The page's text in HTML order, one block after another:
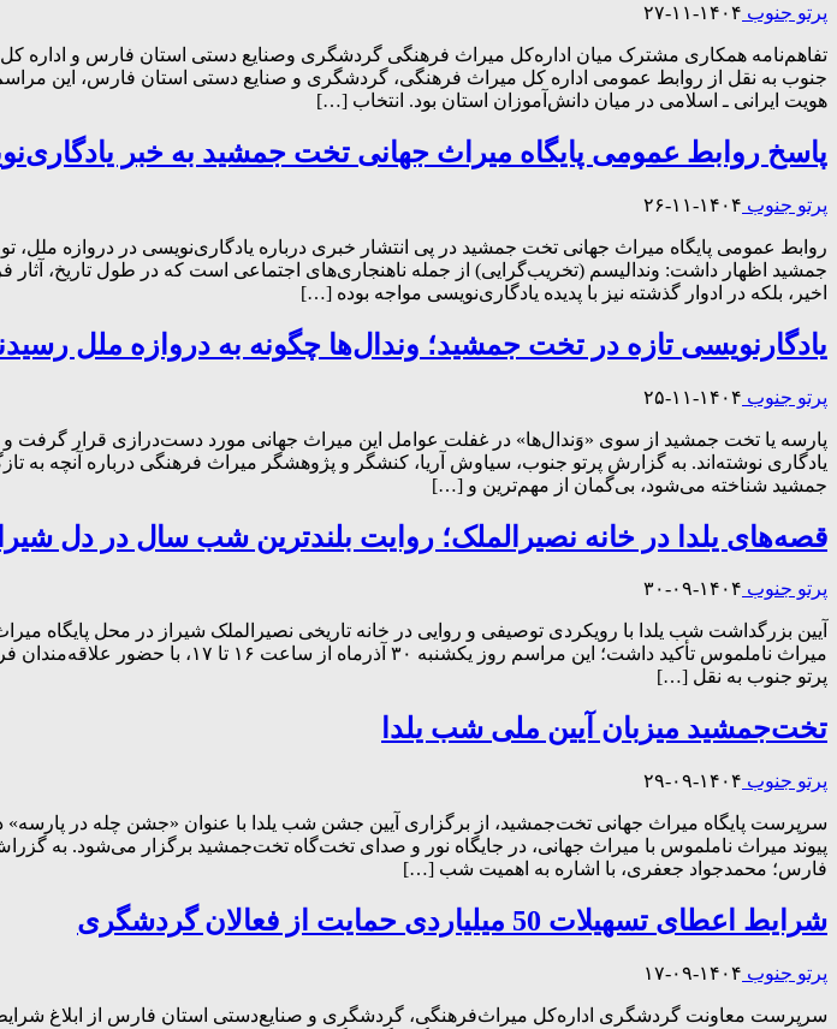
پرتو جنوب ۱۴۰۴-۱۱-۲۷
تفاهم‌نامه همکاری مشترک میان اداره‌کل میراث فرهنگی گردشگری وصنایع دستی استان فارس و اداره
جنوب به نقل از روابط عمومی اداره کل میراث فرهنگی، گردشگری و صنایع دستی استان فارس، این
هویت ایرانی ـ اسلامی در میان دانش‌آموزان استان بود. انتخاب […]
پاسخ روابط عمومی پایگاه میراث جهانی تخت جمشید به خبر
پرتو جنوب ۱۴۰۴-۱۱-۲۶
روابط عمومی پایگاه میراث جهانی تخت جمشید در پی انتشار خبری درباره یادگاری‌نویسی در دروازه
جمشید اظهار داشت: وندالیسم (تخریب‌گرایی) از جمله ناهنجاری‌های اجتماعی است که در طول تاریخ،
اخیر، بلکه در ادوار گذشته نیز با پدیده یادگاری‌نویسی مواجه بوده […]
یادگارنویسی تازه در تخت جمشید؛ وندال‌ها چگونه به دروازه ملل
پرتو جنوب ۱۴۰۴-۱۱-۲۵
پارسه یا تخت جمشید از سوی «وَندال‌ها» در غفلت عوامل این میراث جهانی مورد دست‌درازی قرار گرفت و
یادگاری نوشته‌اند. به گزارش پرتو جنوب، سیاوش آریا، کنشگر و پژوهشگر میراث فرهنگی درباره آنچه
جمشید شناخته می‌شود، بی‌گمان از مهم‌ترین و […]
قصه‌های یلدا در خانه نصیرالملک؛ روایت بلندترین شب سال در دل
پرتو جنوب ۱۴۰۴-۰۹-۳۰
آیین بزرگداشت شب یلدا با رویکردی توصیفی و روایی در خانه تاریخی نصیرالملک شیراز در محل پایگاه
میراث ناملموس تأکید داشت؛ این
پرتو جنوب به نقل […]
تخت‌جمشید میزبان آیین ملی شب یلدا
پرتو جنوب ۱۴۰۴-۰۹-۲۹
سرپرست پایگاه میراث جهانی تخت‌جمشید، از برگزاری آیین جشن شب یلدا با عنوان «جشن چله در
پیوند میراث ناملموس با میراث جهانی، در جایگاه نور و صدای تخت‌گاه تخت‌جمشید برگزار می‌شود. به
فارس؛ محمدجواد جعفری، با اشاره به اهمیت شب […]
شرایط اعطای تسهیلات 50 میلیاردی حمایت از فعالان گردشگری
پرتو جنوب ۱۴۰۴-۰۹-۱۷